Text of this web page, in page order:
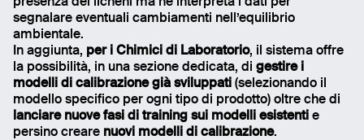
segnalare eventuali cambiamenti nell’equilibrio
ambientale.
In aggiunta, per i Chimici di Laboratorio, il sistema offre
la possibilità, in una sezione dedicata, di gestire i
modelli di calibrazione già sviluppati (selezionando il
modello specifico per ogni tipo di prodotto) oltre che di
lanciare nuove fasi di training sui modelli esistenti e
persino creare nuovi modelli di calibrazione.